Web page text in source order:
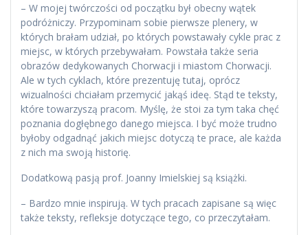
– W mojej twórczości od początku był obecny wątek
podróżniczy. Przypominam sobie pierwsze plenery, w
których brałam udział, po których powstawały cykle prac z
miejsc, w których przebywałam. Powstała także seria
obrazów dedykowanych Chorwacji i miastom Chorwacji.
Ale w tych cyklach, które prezentuję tutaj, oprócz
wizualności chciałam przemycić jakąś ideę. Stąd te teksty,
które towarzyszą pracom. Myślę, że stoi za tym taka chęć
poznania dogłębnego danego miejsca. I być może trudno
byłoby odgadnąć jakich miejsc dotyczą te prace, ale każda
z nich ma swoją historię.
Dodatkową pasją prof. Joanny Imielskiej są książki.
– Bardzo mnie inspirują. W tych pracach zapisane są więc
także teksty, refleksje dotyczące tego, co przeczytałam.